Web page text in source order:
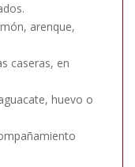
arenque,
caseras, en
huevo o